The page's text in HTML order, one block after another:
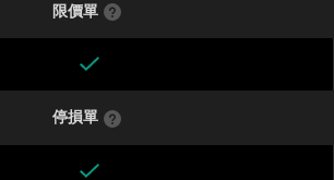
限價單
停損單